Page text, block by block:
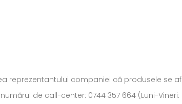
reprezentantului companiei că produsele se
de call-center: 0744 357 664 (Luni-